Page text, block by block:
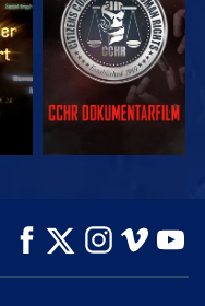
SE
UDFORSK SERIEN